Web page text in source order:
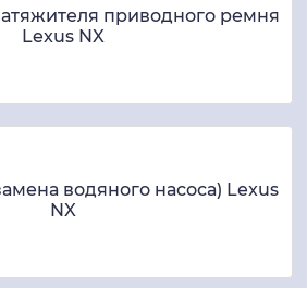
приводного ремня
Lexus NX
водяного насоса) Lexus
NX